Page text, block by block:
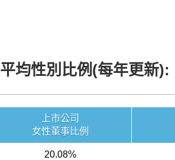
均性別比例(每年更新):
上市公司
女性董事比例
20.08%